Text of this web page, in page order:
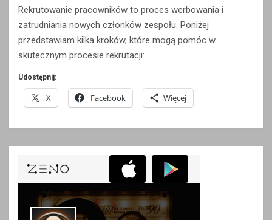
Rekrutowanie pracowników to proces werbowania i
zatrudniania nowych członków zespołu. Poniżej
przedstawiam kilka kroków, które mogą pomóc w
skutecznym procesie rekrutacji:
Udostępnij:
X Facebook Więcej